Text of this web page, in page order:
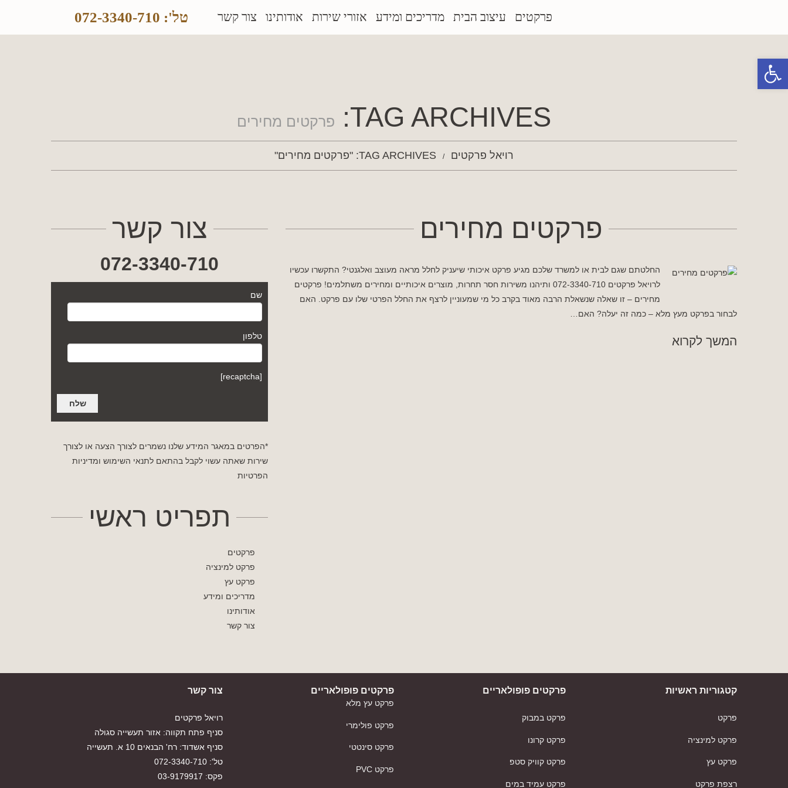
פרקטים עיצוב הבית מדריכים ומידע אזורי שירות אודותינו צור קשר טל': 072-3340-710
TAG ARCHIVES: פרקטים מחירים
רויאל פרקטים TAG ARCHIVES: "פרקטים מחירים"
פרקטים מחירים
החלטתם שגם לבית או למשרד שלכם מגיע פרקט איכותי שיעניק לחלל מראה מעוצב ואלגנטי? התקשרו עכשיו
לרויאל פרקטים 072-3340-710 ותיהנו משירות חסר תחרות, מוצרים איכותיים ומחירים משתלמים! פרקטים
מחירים – זו שאלה שנשאלת הרבה מאוד בקרב כל מי שמעוניין לרצף את החלל הפרטי שלו עם פרקט. האם
לבחור בפרקט מעץ מלא – כמה זה יעלה? האם…
המשך לקרוא
צור קשר
072-3340-710
שם
טלפון
[recaptcha]
*הפרטים במאגר המידע שלנו נשמרים לצורך הצעה או לצורך
שירות שאתה עשוי לקבל בהתאם לתנאי השימוש ומדיניות
הפרטיות
תפריט ראשי
פרקטים
פרקט למינציה
פרקט עץ
מדריכים ומידע
אודותינו
צור קשר
קטגוריות ראשיות
פרקט
פרקט למינציה
פרקט עץ
רצפת פרקט
פרקטים פופולאריים
פרקט במבוק
פרקט קרונו
פרקט קוויק סטפ
פרקט עמיד במים
פרקטים פופולאריים
פרקט עץ מלא
פרקט פולימרי
פרקט סינטטי
פרקט PVC
צור קשר
רויאל פרקטים
סניף פתח תקווה: אזור תעשייה סגולה
סניף אשדוד: רח' הבנאים 10 א. תעשייה
טל': 072-3340-710
פקס: 03-9179917
פתח סרגל נגישות